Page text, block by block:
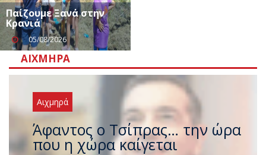
Παίζουμε Ξανά στην
Κρανιά
05/08/2026
ΑΙΧΜΗΡΆ
Αιχμηρά
Άφαντος ο Τσίπρας… την ώρα
που η χώρα καίγεται